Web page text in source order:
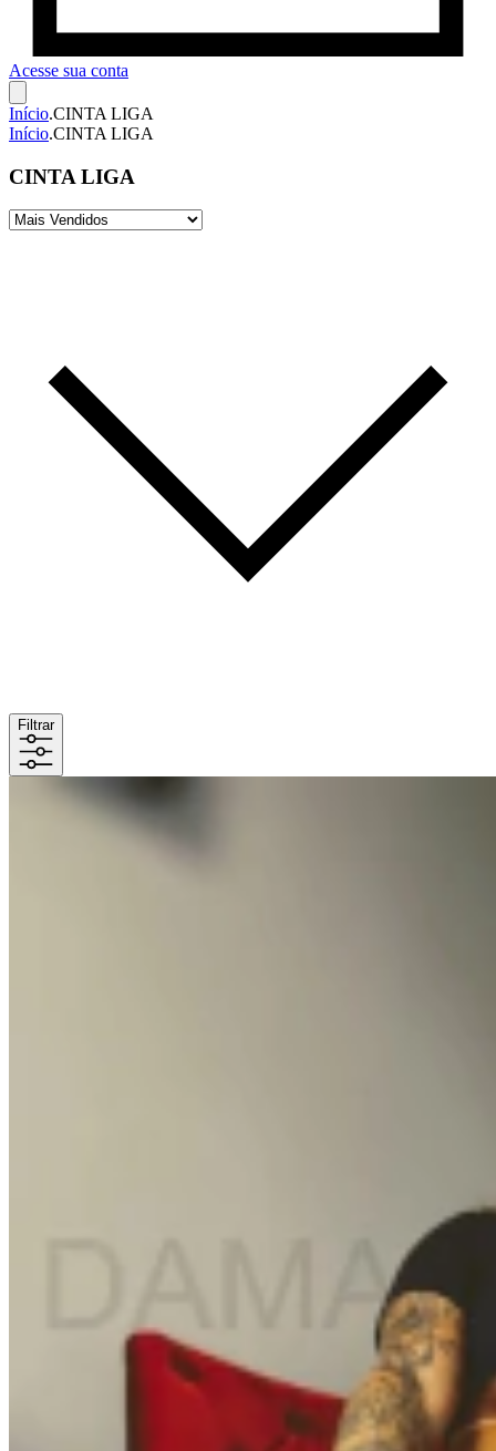
Acesse sua conta
Início.CINTA LIGA
Início.CINTA LIGA
CINTA LIGA
Filtrar